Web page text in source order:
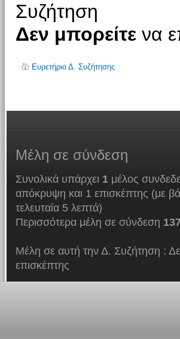
Συζήτηση
Δεν μπορείτενα
Ευρετήριο Δ. Συζήτησης
Μέλη σε σύνδεση
Συνολικά υπάρχει 1μέλος
απόκρυψη και 1 επισκέπτης (με
τελευταία 5 λεπτά)
Περισσότερα μέλη σε σύνδεση
Μέλη σε αυτή την Δ. Συζήτηση :
επισκέπτης